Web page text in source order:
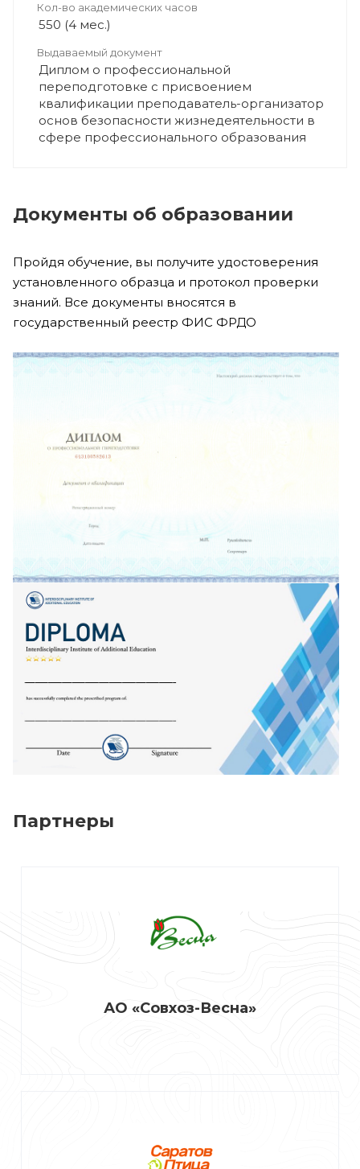
Кол-во академических часов
550 (4 мес.)
Выдаваемый документ
Диплом о профессиональной
переподготовке с присвоением
квалификации преподаватель-организатор
основ безопасности жизнедеятельности в
сфере профессионального образования
Документы об образовании
Пройдя обучение, вы получите удостоверения
установленного образца и протокол проверки
знаний. Все документы вносятся в
государственный реестр ФИС ФРДО
Партнеры
АО «Совхоз-Весна»